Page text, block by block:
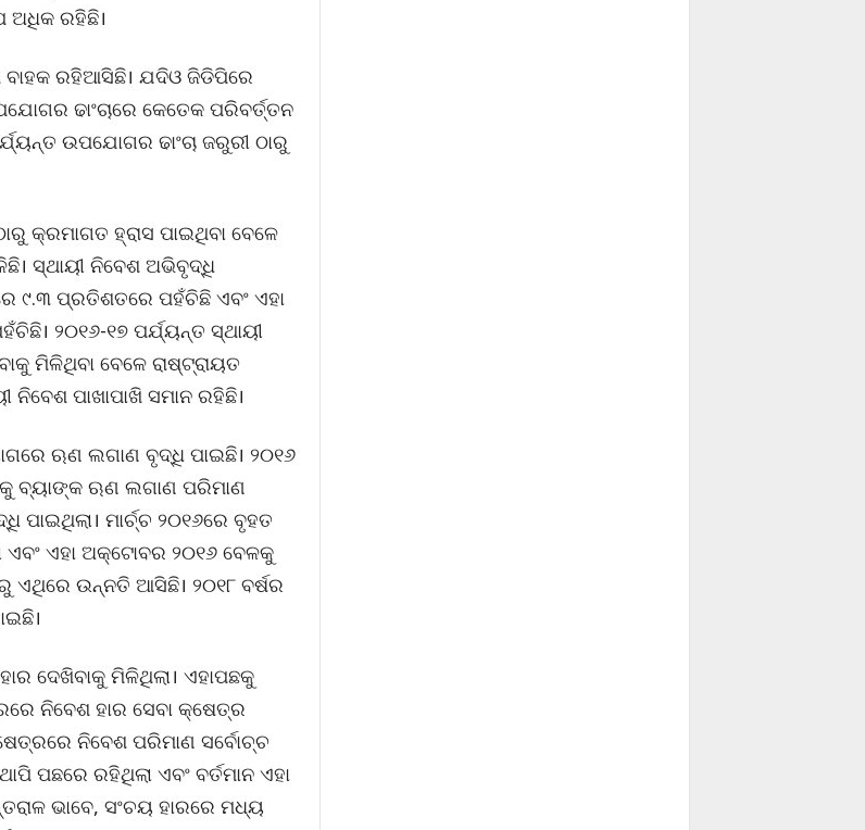
ଅଧିକ ରହିଛି।
ବାହକ ରହିଆସିଛି। ଯଦିଓ ଜିଡିପିରେ
ଢାଂଚାରେ କେତେକ ପରିବର୍ତ୍ତନ
ଉପଯୋଗର ଢାଂଚା ଜରୁରୀ ଠାରୁ
କ୍ରମାଗତ ହ୍ରାସ ପାଇଥିବା ବେଳେ
ସ୍ଥାୟୀ ନିବେଶ ଅଭିବୃଦ୍ଧି
୯.୩ ପ୍ରତିଶତରେ ପହଁଚିଛି ଏବଂ ଏହା
୨୦୧୬-୧୭ ପର୍ଯ୍ୟନ୍ତ ସ୍ଥାୟୀ
ମିଳିଥିବା ବେଳେ ରାଷ୍ଟ୍ରାୟତ
ପାଖାପାଖି ସମାନ ରହିଛି।
ଋଣ ଲଗାଣ ବୃଦ୍ଧି ପାଇଛି। ୨୦୧୬
ବ୍ୟାଙ୍କ ଋଣ ଲଗାଣ ପରିମାଣ
ପାଇଥିଲା। ମାର୍ଚ୍ଚ ୨୦୧୬ରେ ବୃହତ
ଏହା ଅକ୍ଟୋବର ୨୦୧୬ ବେଳକୁ
ଏଥିରେ ଉନ୍ନତି ଆସିଛି। ୨୦୧୮ ବର୍ଷର
ଦେଖିବାକୁ ମିଳିଥିଲା। ଏହାପଛକୁ
ନିବେଶ ହାର ସେବା କ୍ଷେତ୍ର
ନିବେଶ ପରିମାଣ ସର୍ବୋଚ୍ଚ
ପଛରେ ରହିଥିଲା ଏବଂ ବର୍ତମାନ ଏହା
ଭାବେ, ସଂଚୟ ହାରରେ ମଧ୍ୟ